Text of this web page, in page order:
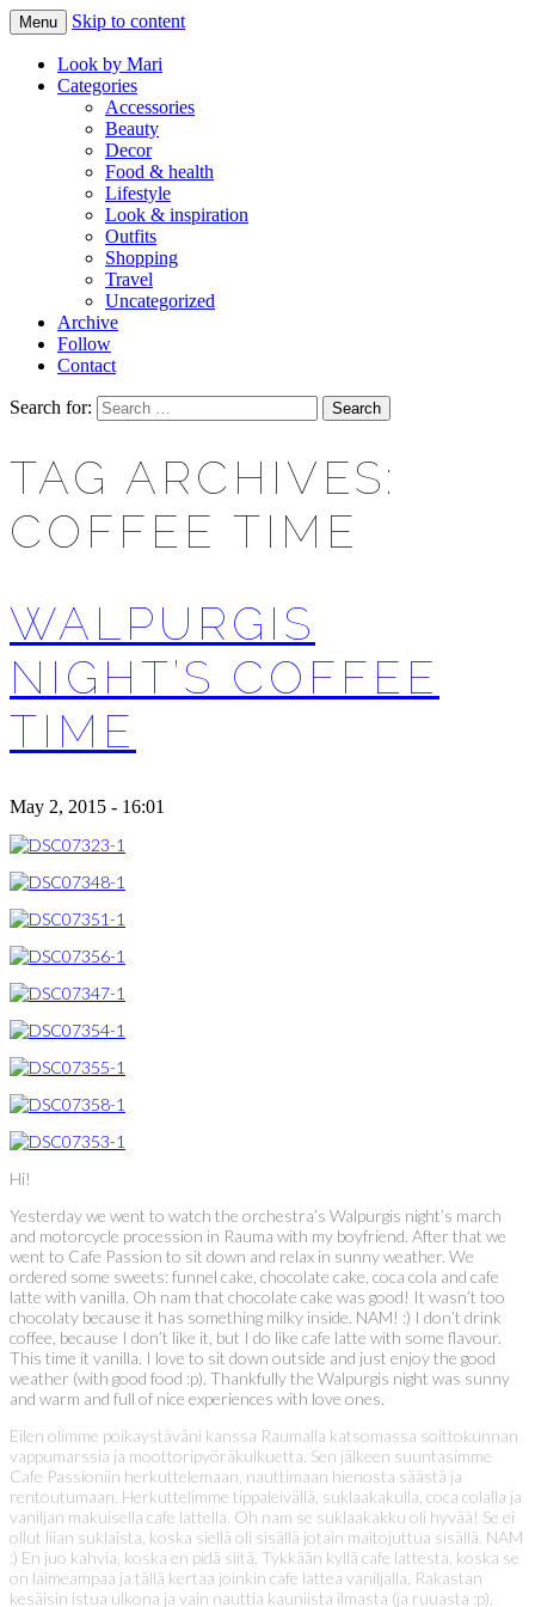
LOOK BY MARI
Makeup & beauty blog
Menu Skip to content
Look by Mari
Categories
Accessories
Beauty
Decor
Food & health
Lifestyle
Look & inspiration
Outfits
Shopping
Travel
Uncategorized
Archive
Follow
Contact
Search for:
TAG ARCHIVES:
COFFEE TIME
WALPURGIS
NIGHT’S COFFEE
TIME
May 2, 2015 - 16:01
Hi!
Yesterday we went to watch the orchestra’s Walpurgis night’s march
and motorcycle procession in Rauma with my boyfriend. After that we
went to Cafe Passion to sit down and relax in sunny weather. We
ordered some sweets: funnel cake, chocolate cake, coca cola and cafe
latte with vanilla. Oh nam that chocolate cake was good! It wasn’t too
chocolaty because it has something milky inside. NAM! :) I don’t drink
coffee, because I don’t like it, but I do like cafe latte with some flavour.
This time it vanilla. I love to sit down outside and just enjoy the good
weather (with good food :p). Thankfully the Walpurgis night was sunny
and warm and full of nice experiences with love ones.
Eilen olimme poikaystäväni kanssa Raumalla katsomassa soittokunnan
vappumarssia ja moottoripyöräkulkuetta. Sen jälkeen suuntasimme
Cafe Passioniin herkuttelemaan, nauttimaan hienosta säästä ja
rentoutumaan. Herkuttelimme tippaleivällä, suklaakakulla, coca colalla ja
vaniljan makuisella cafe lattella. Oh nam se suklaakakku oli hyvää! Se ei
ollut liian suklaista, koska siellä oli sisällä jotain maitojuttua sisällä. NAM
:) En juo kahvia, koska en pidä siitä. Tykkään kyllä cafe lattesta, koska se
on laimeampaa ja tällä kertaa joinkin cafe lattea vaniljalla. Rakastan
kesäisin istua ulkona ja vain nauttia kauniista ilmasta (ja ruuasta :p).